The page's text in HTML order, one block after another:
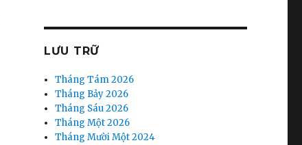
LƯU TRỮ
Tháng Tám 2026
Tháng Bảy 2026
Tháng Sáu 2026
Tháng Một 2026
Tháng Mười Một 2024